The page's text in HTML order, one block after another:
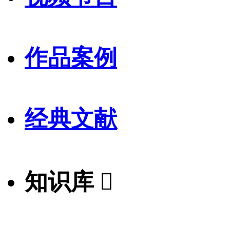
作品案例
经典文献
知识库 